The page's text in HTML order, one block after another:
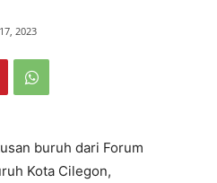
2023
buruh dari Forum
Kota Cilegon,